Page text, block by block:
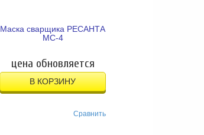
Маска сварщика РЕСАНТА
МС-4
цена обновляется
В КОРЗИНУ
Сравнить